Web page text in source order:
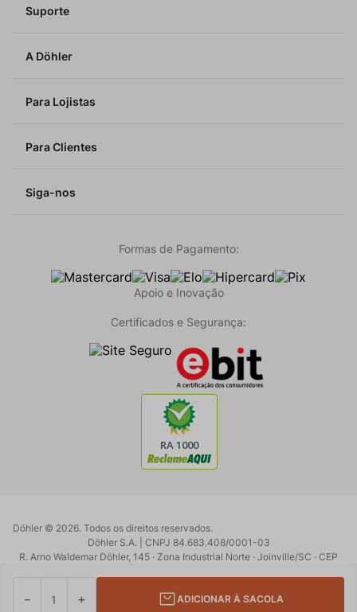
＋
－ ADICIONAR À SACOLA
Suporte
A Döhler
Para Lojistas
Para Clientes
Siga-nos
Formas de Pagamento:
Apoio e Inovação
Certificados e Segurança:
Döhler © 2026. Todos os direitos reservados.
Döhler S.A. | CNPJ 84.683.408/0001-03
R. Arno Waldemar Döhler, 145 · Zona Industrial Norte · Joinville/SC · CEP